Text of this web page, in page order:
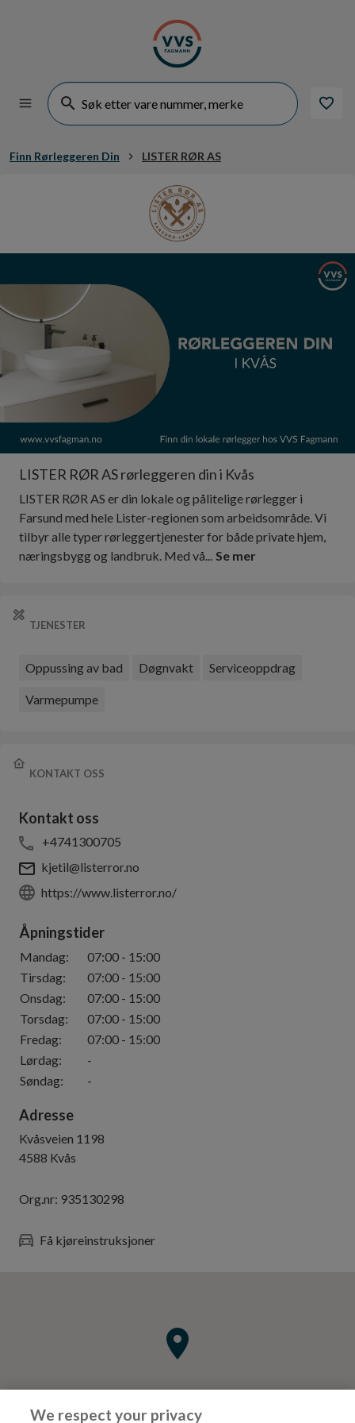
Finn Rørleggeren Din LISTER RØR AS
LISTER RØR AS rørleggeren din i Kvås
LISTER RØR AS er din lokale og pålitelige rørlegger i
Farsund med hele Lister-regionen som arbeidsområde. Vi
tilbyr alle typer rørleggertjenester for både private hjem,
næringsbygg og landbruk. Med vå... Se mer
TJENESTER
Oppussing av bad Døgnvakt Serviceoppdrag
Varmepumpe
KONTAKT OSS
Kontakt oss
+4741300705
kjetil@listerror.no
https://www.listerror.no/
Åpningstider
Mandag: 07:00 - 15:00
Tirsdag: 07:00 - 15:00
Onsdag: 07:00 - 15:00
Torsdag: 07:00 - 15:00
Fredag: 07:00 - 15:00
Lørdag:
-
Søndag: -
Adresse
Kvåsveien 1198
4588 Kvås
Org.nr: 935130298
Få kjøreinstruksjoner
We respect your privacy